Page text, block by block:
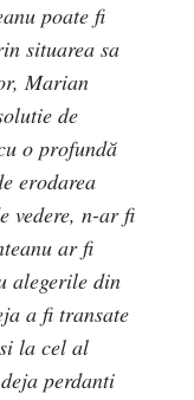
poate fi
situarea sa
Marian
de
o profundă
erodarea
vedere, n-ar fi
ar fi
alegerile din
a fi transate
la cel al
perdanti